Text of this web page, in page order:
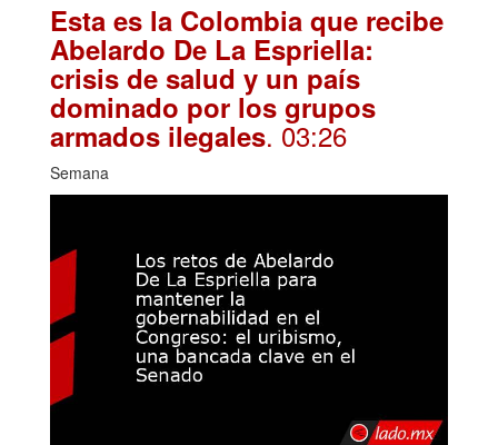
Esta es la Colombia que recibe
Abelardo De La Espriella:
crisis de salud y un país
dominado por los grupos
armados ilegales. 03:26
Semana